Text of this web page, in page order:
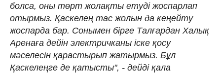
болса, оны төрт жолақты етуді жоспарлап
отырмыз. Қаскелең тас жолын да кеңейту
жоспарда бар. Сонымен бірге Талғардан Халық
Аренаға дейін электричканы іске қосу
мәселесін қарастырып жатырмыз. Бұл
Қаскелеңге де қатысты", - дейді қала